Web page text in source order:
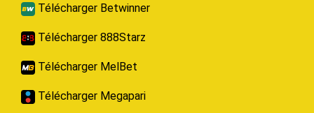
Télécharger Betwinner
Télécharger 888Starz
Télécharger MelBet
Télécharger Megapari